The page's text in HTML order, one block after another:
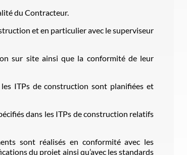
du Contracteur.
et en particulier avec le superviseur
sur site ainsi que la conformité de leur
les ITPs de construction sont planifiées et
dans les ITPs de construction relatifs
sont réalisés en conformité avec les
du projet ainsi qu’avec les standards